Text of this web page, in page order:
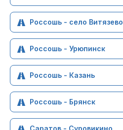
Россошь - село Витязево
Россошь - Урюпинск
Россошь - Казань
Россошь - Брянск
Саратов - Суровикино